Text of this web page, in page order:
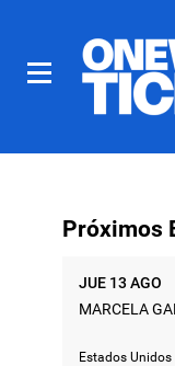
Próximos
MARCELA
JUE 13 AGO
Estados Unidos